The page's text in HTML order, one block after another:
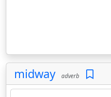
midway adverb